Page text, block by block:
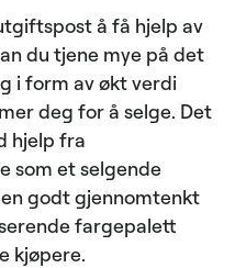
å få hjelp av
du tjene mye på det
i form av økt verdi
deg for å selge. Det
hjelp fra
som et selgende
godt gjennomtenkt
fargepalett
kjøpere.